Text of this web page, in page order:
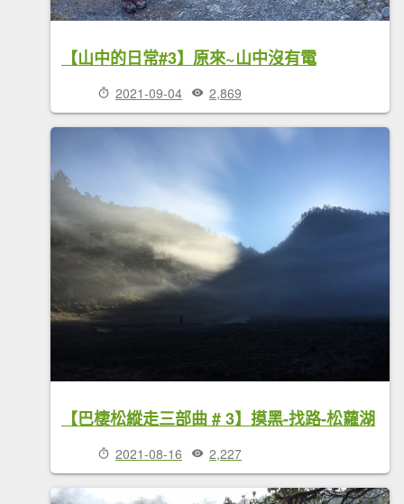
【山中的日常#3】原來~山中沒有電
2021-09-04 2,869
【巴棲松縱走三部曲 # 3】摸黑-找路-松蘿湖
2021-08-16 2,227